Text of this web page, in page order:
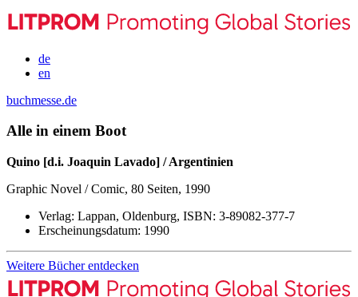
de
en
buchmesse.de
Alle in einem Boot
Quino [d.i. Joaquin Lavado] / Argentinien
Graphic Novel / Comic, 80 Seiten, 1990
Verlag: Lappan, Oldenburg, ISBN: 3-89082-377-7
Erscheinungsdatum: 1990
Weitere Bücher entdecken